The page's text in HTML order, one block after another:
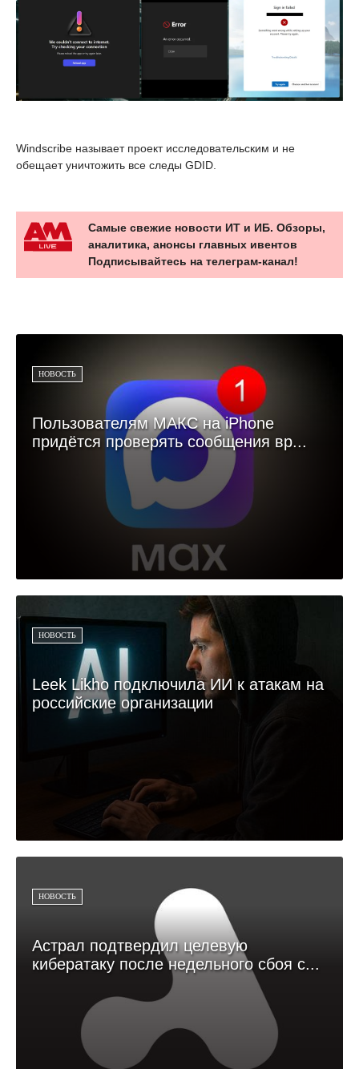
Windscribe называет проект исследовательским и не
обещает уничтожить все следы GDID.
Самые свежие новости ИТ и ИБ. Обзоры,
аналитика, анонсы главных ивентов
Подписывайтесь на телеграм-канал!
НОВОСТЬ
Пользователям МАКС на iPhone
придётся проверять сообщения вр...
НОВОСТЬ
Leek Likho подключила ИИ к атакам на
российские организации
НОВОСТЬ
Астрал подтвердил целевую
кибератаку после недельного сбоя с...